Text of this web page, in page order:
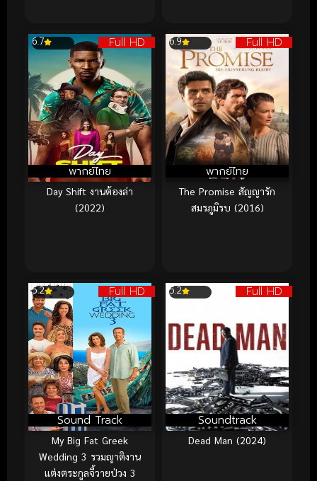
Full HD
พากย์ไทย
6.7
Day Shift งานต้องล่า
(2022)
Full HD
พากย์ไทย
6.9
The Promise สัญญารัก
สมรภูมิรบ (2016)
Full HD
Sound Track
5.2
My Big Fat Greek
Wedding 3 รวมญาติงาน
แต่งตระกูลจี้วายป่วง 3
Full HD
Soundtrack
5.2
Dead Man (2024)